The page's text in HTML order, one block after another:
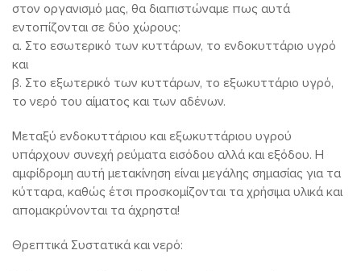
στον οργανισμό μας, θα διαπιστώναμε πως αυτά
εντοπίζονται σε δύο χώρους:
α. Στο εσωτερικό των κυττάρων, το ενδοκυττάριο υγρό
και
β. Στο εξωτερικό των κυττάρων, το εξωκυττάριο υγρό,
το νερό του αίματος και των αδένων.
Μεταξύ ενδοκυττάριου και εξωκυττάριου υγρού
υπάρχουν συνεχή ρεύματα εισόδου αλλά και εξόδου. Η
αμφίδρομη αυτή μετακίνηση είναι μεγάλης σημασίας για τα
κύτταρα, καθώς έτσι προσκομίζονται τα χρήσιμα υλικά και
απομακρύνονται τα άχρηστα!
Θρεπτικά Συστατικά και νερό: